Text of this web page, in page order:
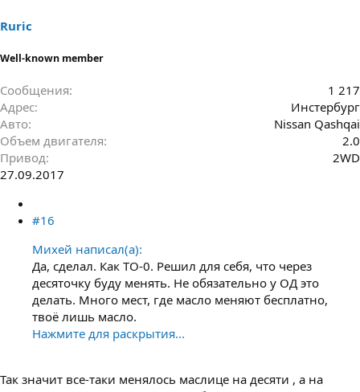
Ruric
Well-known member
Сообщения
1 217
Адрес
Инстербург
Авто
Nissan Qashqai
Объем двигателя
2.0
Привод
2WD
27.09.2017
#16
Михей написал(а):
Да, сделал. Как ТО-0. Решил для себя, что через
десяточку буду менять. Не обязательно у ОД это
делать. Много мест, где масло меняют бесплатно,
твоё лишь масло.
Нажмите для раскрытия...
Так значит все-таки менялось маслице на десяти , а на